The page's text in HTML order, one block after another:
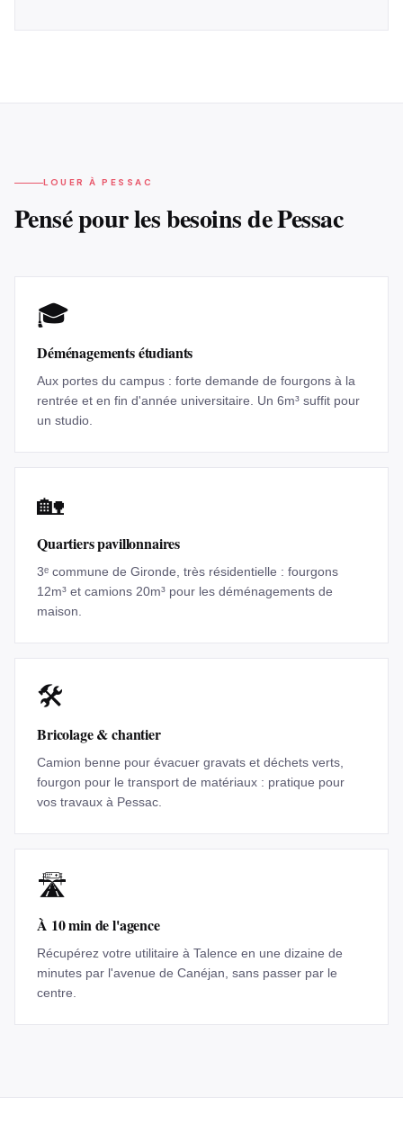
LOUER À PESSAC
Pensé pour les besoins dePessac
🎓
Déménagements étudiants
Aux portes du campus : forte demande de fourgons à la
rentrée et en fin d'année universitaire. Un 6m³ suffit pour
un studio.
🏡
Quartiers pavillonnaires
3ᵉ commune de Gironde, très résidentielle : fourgons
12m³ et camions 20m³ pour les déménagements de
maison.
🛠️
Bricolage & chantier
Camion benne pour évacuer gravats et déchets verts,
fourgon pour le transport de matériaux : pratique pour
vos travaux à Pessac.
🛣️
À 10 min de l'agence
Récupérez votre utilitaire à Talence en une dizaine de
minutes par l'avenue de Canéjan, sans passer par le
centre.